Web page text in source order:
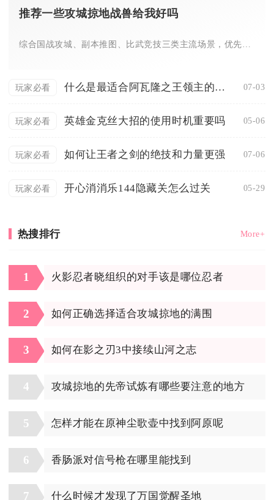
推荐一些攻城掠地战兽给我好吗
玩家必看 什么是最适合阿瓦隆之王领主的加点方案 07-03
玩家必看 英雄金克丝大招的使用时机重要吗 05-06
玩家必看 如何让王者之剑的绝技和力量更强 07-06
玩家必看 开心消消乐144隐藏关怎么过关 05-29
热搜排行 More+
1 火影忍者晓组织的对手该是哪位忍者
2 如何正确选择适合攻城掠地的满围
3 如何在影之刃3中接续山河之志
4 攻城掠地的先帝试炼有哪些要注意的地方
5 怎样才能在原神尘歌壶中找到阿原呢
6 香肠派对信号枪在哪里能找到
7 什么时候才发现了万国觉醒圣地